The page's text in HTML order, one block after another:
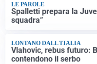
LE PAROLE
Spalletti prepara la
squadra”
LONTANO DALL'ITALIA
Vlahovic, rebus futuro:
contendono il serbo